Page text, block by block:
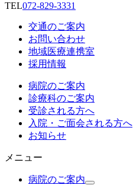
TEL072-829-3331
交通のご案内
お問い合わせ
地域医療連携室
採用情報
病院のご案内
診療科のご案内
受診される方へ
入院・ご面会される方へ
お知らせ
メニュー
病院のご案内